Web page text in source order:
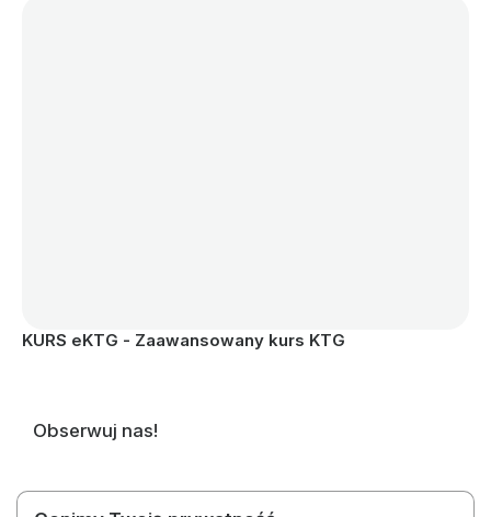
KURS eKTG - Zaawansowany kurs KTG
Obserwuj nas!